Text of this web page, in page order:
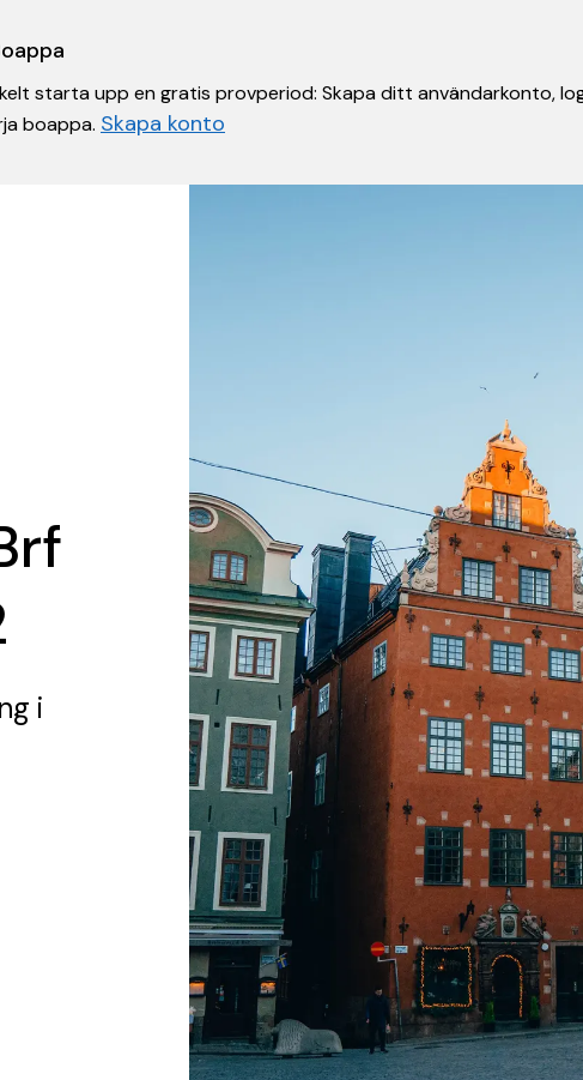
starta upp en gratis provperiod: Skapa ditt användarkonto,
boappa. Skapa konto
i